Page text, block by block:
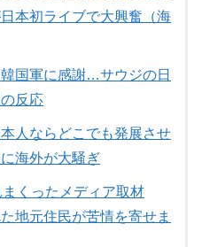
本初ライブで大興奮（海
国軍に感謝…サウジの日
反応
人ならどこでも発展させ
海外が大騒ぎ
くったメディア取材
地元住民が苦情を寄せま